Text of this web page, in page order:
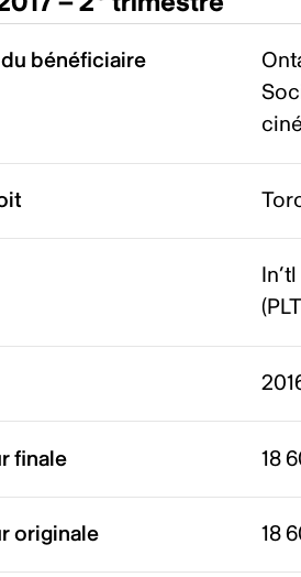
bénéficiaire
finale 18
originale 18